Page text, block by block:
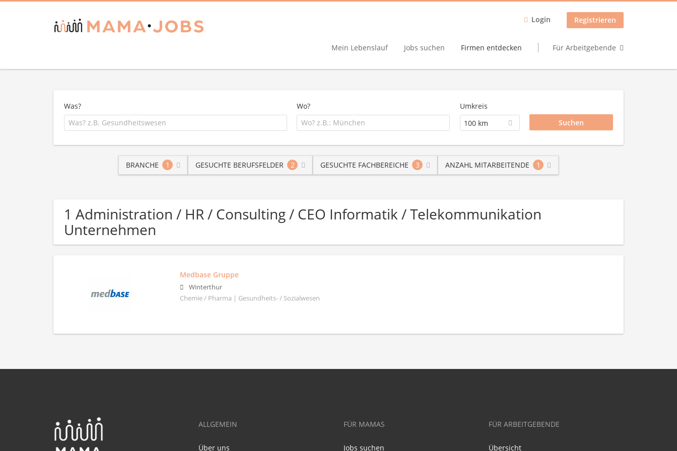
Login Registrieren
Mein Lebenslauf Jobs suchen Firmen entdecken Für Arbeitgebende
Was? Wo?
Umkreis
100 km
BRANCHE 1 GESUCHTE BERUFSFELDER 2 GESUCHTE FACHBEREICHE 3 ANZAHL MITARBEITENDE 1
1 Administration / HR / Consulting / CEO Informatik / Telekommunikation
Unternehmen
Medbase Gruppe
Winterthur
Chemie / Pharma | Gesundheits- / Sozialwesen
ALLGEMEIN
Über uns
FÜR MAMAS
Jobs suchen
FÜR ARBEITGEBENDE
Übersicht